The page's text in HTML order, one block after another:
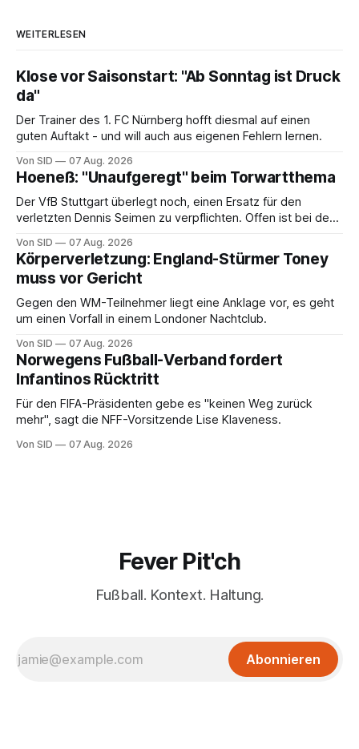
WEITERLESEN
Klose vor Saisonstart: "Ab Sonntag ist Druck
da"
Der Trainer des 1. FC Nürnberg hofft diesmal auf einen
guten Auftakt - und will auch aus eigenen Fehlern lernen.
Von SID 07 Aug. 2026
Hoeneß: "Unaufgeregt" beim Torwartthema
Der VfB Stuttgart überlegt noch, einen Ersatz für den
verletzten Dennis Seimen zu verpflichten. Offen ist bei den
Von SID 07 Aug. 2026
Körperverletzung: England-Stürmer Toney
muss vor Gericht
Gegen den WM-Teilnehmer liegt eine Anklage vor, es geht
um einen Vorfall in einem Londoner Nachtclub.
Von SID 07 Aug. 2026
Norwegens Fußball-Verband fordert
Infantinos Rücktritt
Für den FIFA-Präsidenten gebe es "keinen Weg zurück
mehr", sagt die NFF-Vorsitzende Lise Klaveness.
Von SID 07 Aug. 2026
Fever Pit'ch
Fußball. Kontext. Haltung.
Abonnieren